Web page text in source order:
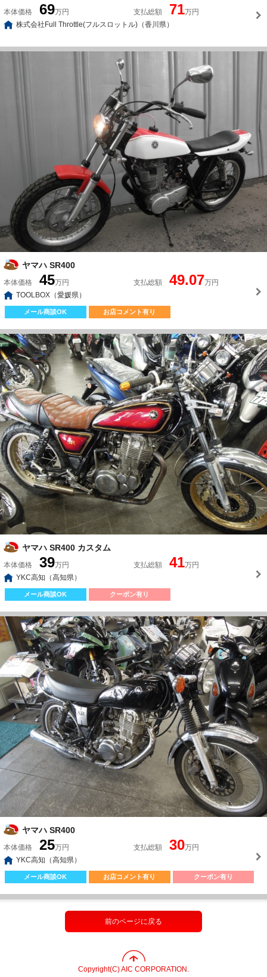
本体価格 69万円 支払総額 71万円
株式会社Full Throttle(フルスロットル)（香川県）
ヤマハ SR400
本体価格 45万円 支払総額 49.07万円
TOOLBOX（愛媛県）
メール商談OK お店コメント有り
ヤマハ SR400 カスタム
本体価格 39万円 支払総額 41万円
YKC高知（高知県）
メール商談OK クーポン有り
ヤマハ SR400
本体価格 25万円 支払総額 30万円
YKC高知（高知県）
メール商談OK お店コメント有り クーポン有り
前のページに戻る
Copyright(C) AIC CORPORATION.